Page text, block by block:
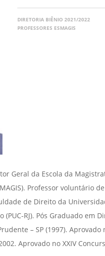
DIRETORIA BIÊNIO 2021/2022
PROFESSORES ESMAGIS
Geral da Escola da
Professor
de Direito da
RJ). Pós Graduado
– SP (1997).
Aprovado no XXIV